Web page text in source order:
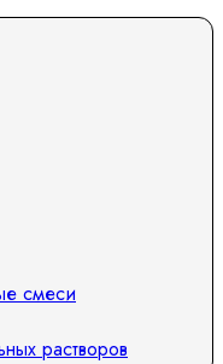
смеси
растворов